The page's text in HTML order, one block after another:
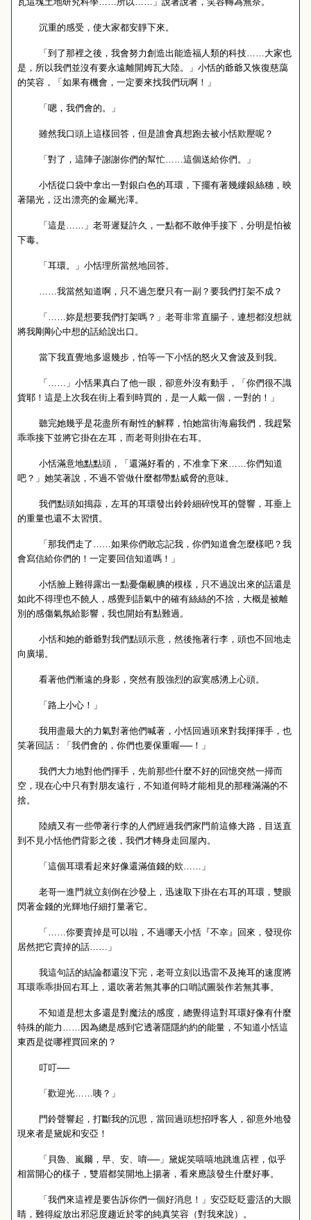
沉重的感受，使大家都安靜下來。
「到了那裡之後，我會努力創造出能造福人類的科技……大家也
是，所以我們並沒有要永遠離開姆瓦大陸。」小恬的爺爺又恢復慈藹
的笑容，「如果有機會，一定要來找我們玩啊！」
「嗯，我們會的。」
雖然我口頭上這樣回答，但是誰會真想跑去被小恬欺壓呢？
「對了，這陣子謝謝你們的幫忙……這個送給你們。」
小恬從口袋中拿出一對銀白色的耳環，下擺有著幾縷銀絲穗，映
著陽光，泛出漂亮的金屬光澤。
「這是……」老哥遲疑許久，一點都不敢伸手接下，分明是怕被
下毒。
「耳環。」小恬理所當然地回答。
……我當然知道啊，只不過怎麼只有一副？要我們打架不成？
「……妳是想要我們打架嗎？」老哥非常直腸子，連想都沒想就
將我剛剛心中想的話給說出口。
當下我直覺地多退幾步，怕等一下小恬的怒火又會波及到我。
「……」小恬果真白了他一眼，卻意外沒有動手，「你們很不識
貨耶！這是上次我在街上看到時買的，是一人戴一個，一對的！」
聽完她幾乎是花盡所有耐性的解釋，怕她當街海扁我們，我趕緊
乖乖接下並將它掛在左耳，而老哥則掛在右耳。
小恬滿意地點點頭，「還滿好看的，不准拿下來……你們知道
吧？」她笑著說，不過不管做什麼都帶點威脅的意味。
我們點頭如搗蒜，左耳的耳環發出鈴鈴細碎悅耳的聲響，耳垂上
的重量也還不太習慣。
「那我們走了……如果你們敢忘記我，你們知道會怎麼樣吧？我
會寫信給你們的！一定要回信知道嗎！」
小恬臉上難得露出一點憂傷靦腆的模樣，只不過說出來的話還是
如此不得理也不饒人，感覺到語氣中的確有絲絲的不捨，大概是被離
別的感傷氣氛給影響，我也開始有點難過。
小恬和她的爺爺對我們點頭示意，然後拖著行李，頭也不回地走
向廣場。
看著他們漸遠的身影，突然有股強烈的寂寞感湧上心頭。
「路上小心！」
我用盡最大的力氣對著他們喊著，小恬回過頭來對我揮揮手，也
笑著回話：「我們會的，你們也要保重喔──！」
我們大力地對他們揮手，先前那些什麼不好的回憶突然一掃而
空，現在心中只有對朋友遠行，不知道何時才能相見的那種滿滿的不
捨。
陸續又有一些帶著行李的人們經過我們家門前這條大路，目送直
到不見小恬他們背影之後，我們才轉身走回屋內。
「這個耳環看起來好像還滿值錢的欸……」
老哥一進門就立刻倒在沙發上，迅速取下掛在右耳的耳環，雙眼
閃著金錢的光輝地仔細打量著它。
「……你要賣掉是可以啦，不過哪天小恬『不幸』回來，發現你
居然把它賣掉的話……」
我這句話的結論都還沒下完，老哥立刻以迅雷不及掩耳的速度將
耳環乖乖掛回右耳上，還吹著若無其事的口哨試圖裝作若無其事。
不知道是想太多還是對魔法的感度，總覺得這對耳環好像有什麼
特殊的能力……因為總是感到它透著隱隱約約的能量，不知道小恬這
東西是從哪裡買回來的？
叮叮──
「歡迎光……咦？」
門鈴聲響起，打斷我的沉思，當回過頭想招呼客人，卻意外地發
現來者是黛妮和安亞！
「貝魯、嵐爾，早、安、唷──」黛妮笑嘻嘻地跳進店裡，似乎
相當開心的樣子，雙眉都笑開地上揚著，看來應該發生什麼好事。
「我們來這裡是要告訴你們一個好消息！」安亞眨眨靈活的大眼
睛，難得綻放出邪惡度趨近於零的純真笑容（對我來說）。